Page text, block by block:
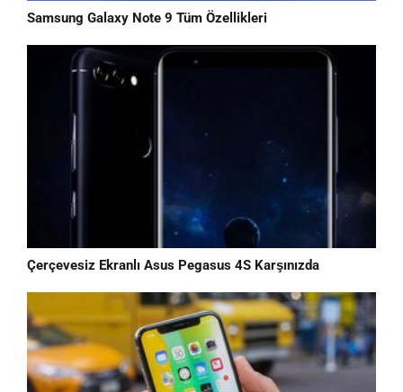
Samsung Galaxy Note 9 Tüm Özellikleri
Çerçevesiz Ekranlı Asus Pegasus 4S Karşınızda